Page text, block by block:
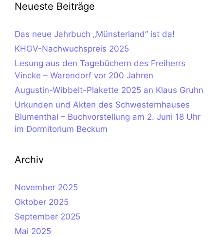
Neueste Beiträge
Das neue Jahrbuch „Münsterland“ ist da!
KHGV-Nachwuchspreis 2025
Lesung aus den Tagebüchern des Freiherrs
Vincke – Warendorf vor 200 Jahren
Augustin-Wibbelt-Plakette 2025 an Klaus Gruhn
Urkunden und Akten des Schwesternhauses
Blumenthal – Buchvorstellung am 2. Juni 18 Uhr
im Dormitorium Beckum
Archiv
November 2025
Oktober 2025
September 2025
Mai 2025